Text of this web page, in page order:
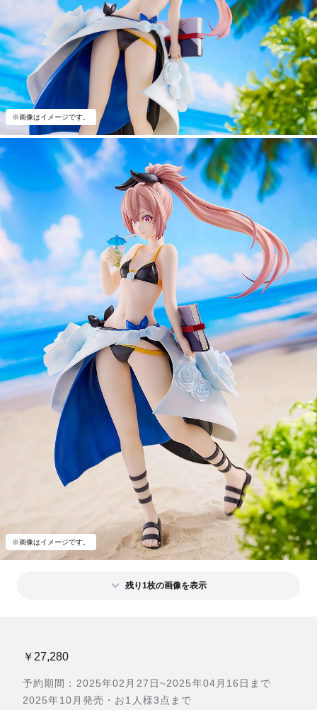
※画像はイメージです。
※画像はイメージです。
残り1枚の画像を表示
￥27,280
予約期間：2025年02月27日~2025年04月16日まで
2025年10月発売・お1人様3点まで